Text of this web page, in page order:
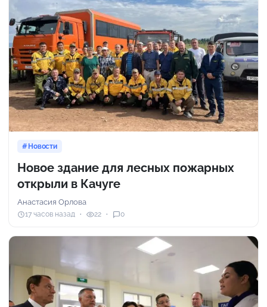
Новости
Новое здание для лесных пожарных
открыли в Качуге
Анастасия Орлова
17 часов назад 22 0